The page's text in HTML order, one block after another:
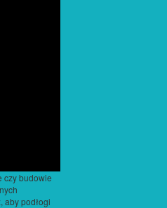
czy budowie
aby podłogi